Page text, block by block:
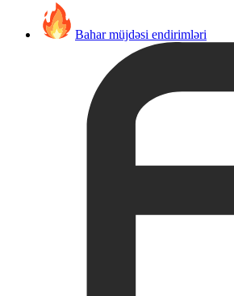
Bahar müjdəsi endirimləri